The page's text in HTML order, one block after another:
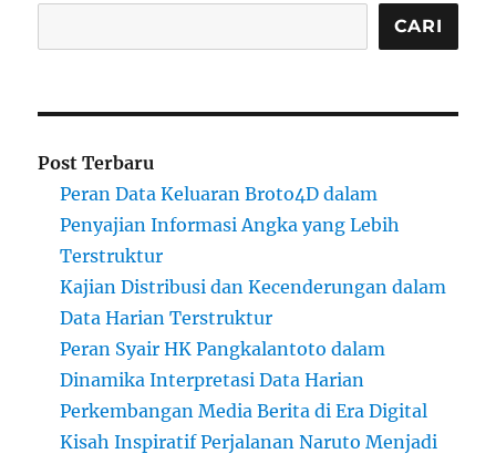
CARI
Post Terbaru
Peran Data Keluaran Broto4D dalam
Penyajian Informasi Angka yang Lebih
Terstruktur
Kajian Distribusi dan Kecenderungan dalam
Data Harian Terstruktur
Peran Syair HK Pangkalantoto dalam
Dinamika Interpretasi Data Harian
Perkembangan Media Berita di Era Digital
Kisah Inspiratif Perjalanan Naruto Menjadi